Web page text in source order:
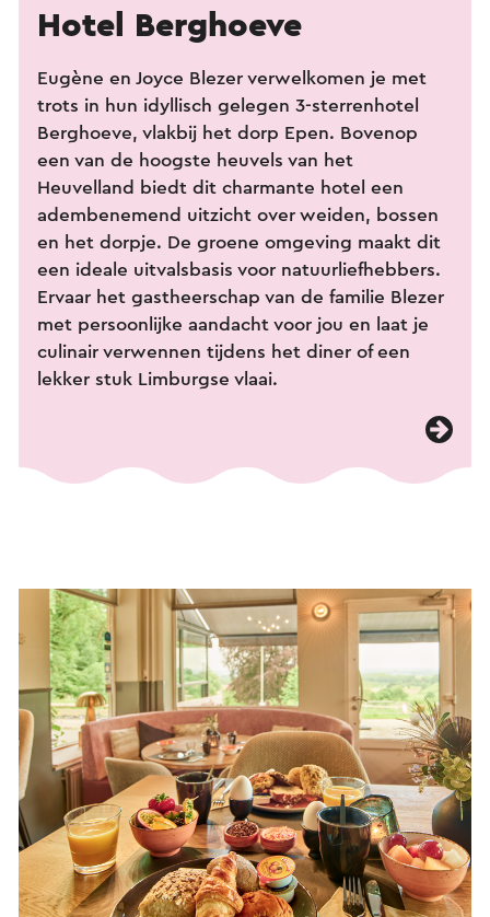
Hotel Berghoeve
Eugène en Joyce Blezer verwelkomen je met
trots in hun idyllisch gelegen 3-sterrenhotel
Berghoeve, vlakbij het dorp Epen. Bovenop
een van de hoogste heuvels van het
Heuvelland biedt dit charmante hotel een
adembenemend uitzicht over weiden, bossen
en het dorpje. De groene omgeving maakt dit
een ideale uitvalsbasis voor natuurliefhebbers.
Ervaar het gastheerschap van de familie Blezer
met persoonlijke aandacht voor jou en laat je
culinair verwennen tijdens het diner of een
lekker stuk Limburgse vlaai.